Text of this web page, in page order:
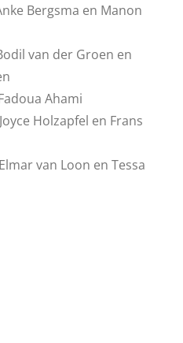
en Manon
der Groen en
Ahami
Holzapfel en Frans
van Loon en Tessa